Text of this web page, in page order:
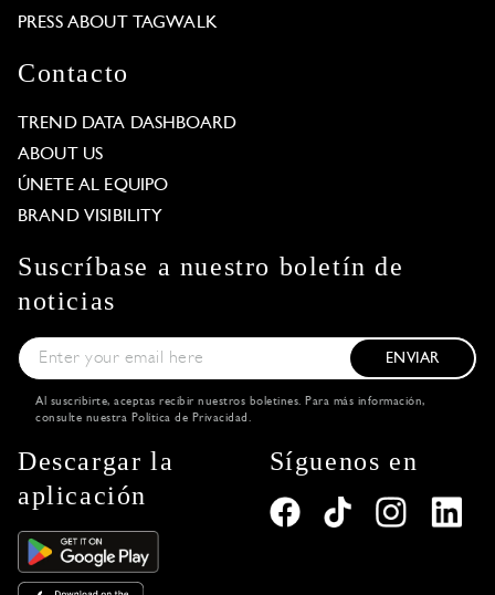
PRESS ABOUT TAGWALK
Contacto
TREND DATA DASHBOARD
ABOUT US
ÚNETE AL EQUIPO
BRAND VISIBILITY
Suscríbase a nuestro boletín de
noticias
ENVIAR
Al suscribirte, aceptas recibir nuestros boletines. Para más información,
consulte nuestra Política de Privacidad.
Descargar la
aplicación
Síguenos en